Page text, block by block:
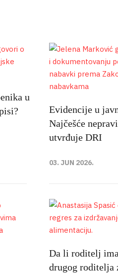
u
Evidencije u
Najčešće
utvrđuje DRI
03. JUN 2026.
Da li roditelj
drugog roditelja